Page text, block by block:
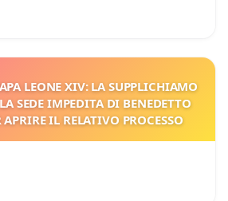
LEONE XIV: LA SUPPLICHIAMO
SEDE IMPEDITA DI BENEDETTO
IL RELATIVO PROCESSO